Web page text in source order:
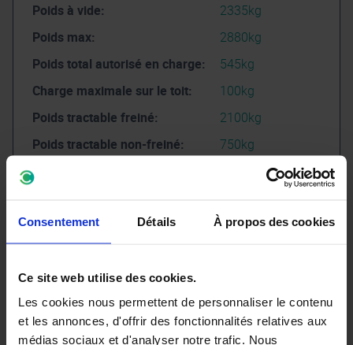
Consentement Détails À propos des cookies
Ce site web utilise des cookies.
Les cookies nous permettent de personnaliser le contenu
et les annonces, d'offrir des fonctionnalités relatives aux
médias sociaux et d'analyser notre trafic. Nous
Poids à vide:
2335kg
Poids max:
2880kg
Poids total autorisé en charge:
545kg
Charge maximale sur le toit:
100kg
Poids tractable freiné:
2100kg
Poids tractable non-freiné:
750kg
Car pass:
AFFICHER CAR-
État du véhicule